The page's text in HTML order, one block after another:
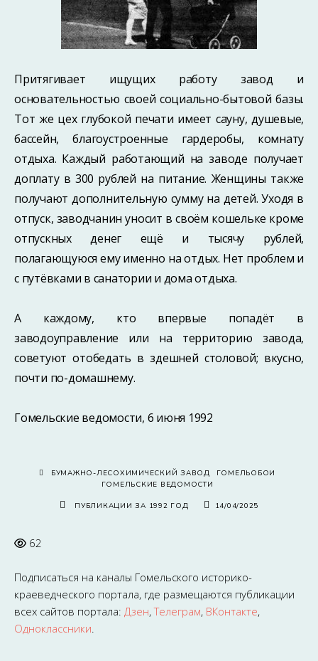
Притягивает ищущих работу завод и
основательностью своей социально-бытовой базы.
Тот же цех глубокой печати имеет сауну, душевые,
бассейн, благоустроенные гардеробы, комнату
отдыха. Каждый работающий на заводе получает
доплату в 300 рублей на питание. Женщины также
получают дополнительную сумму на детей. Уходя в
отпуск, заводчанин уносит в своём кошельке кроме
отпускных денег ещё и тысячу рублей,
полагающуюся ему именно на отдых. Нет проблем и
с путёвками в санатории и дома отдыха.
А каждому, кто впервые попадёт в
заводоуправление или на территорию завода,
советуют отобедать в здешней столовой; вкусно,
почти по-домашнему.
Гомельские ведомости, 6 июня 1992
БУМАЖНО-ЛЕСОХИМИЧЕСКИЙ ЗАВОД
ГОМЕЛЬОБОИ
ГОМЕЛЬСКИЕ ВЕДОМОСТИ
ПУБЛИКАЦИИ ЗА 1992 ГОД 14/04/2025
62
Подписаться на каналы Гомельского историко-
краеведческого портала, где размещаются публикации
всех сайтов портала: Дзен,Телеграм, ВКонтакте,
Одноклассники